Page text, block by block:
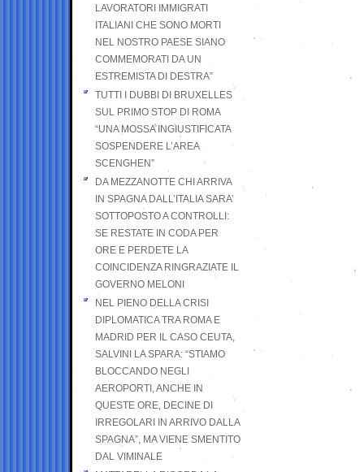
LAVORATORI IMMIGRATI
ITALIANI CHE SONO MORTI
NEL NOSTRO PAESE SIANO
COMMEMORATI DA UN
ESTREMISTA DI DESTRA”
TUTTI I DUBBI DI BRUXELLES
SUL PRIMO STOP DI ROMA
“UNA MOSSA INGIUSTIFICATA
SOSPENDERE L’AREA
SCENGHEN”
DA MEZZANOTTE CHI ARRIVA
IN SPAGNA DALL’ITALIA SARA’
SOTTOPOSTO A CONTROLLI:
SE RESTATE IN CODA PER
ORE E PERDETE LA
COINCIDENZA RINGRAZIATE IL
GOVERNO MELONI
NEL PIENO DELLA CRISI
DIPLOMATICA TRA ROMA E
MADRID PER IL CASO CEUTA,
SALVINI LA SPARA: “STIAMO
BLOCCANDO NEGLI
AEROPORTI, ANCHE IN
QUESTE ORE, DECINE DI
IRREGOLARI IN ARRIVO DALLA
SPAGNA”, MA VIENE SMENTITO
DAL VIMINALE